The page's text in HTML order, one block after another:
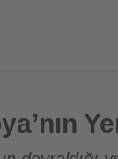
Müdürü Uğur